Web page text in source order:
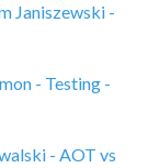
Janiszewski -
- Testing -
- AOT vs